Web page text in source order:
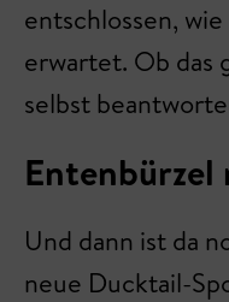
entschlossen,
erwartet. Ob das
selbst
Entenbürzel
Und dann ist da
neue Ducktail-